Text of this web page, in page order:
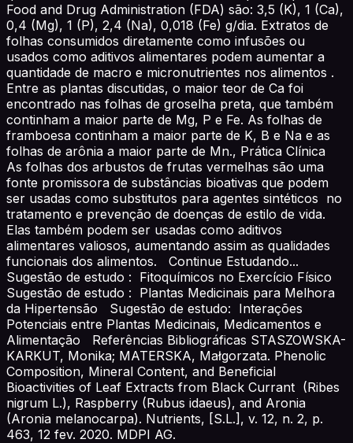
Food and Drug Administration (FDA) são: 3,5 (K), 1 (Ca),
0,4 (Mg), 1 (P), 2,4 (Na), 0,018 (Fe) g/dia. Extratos de
folhas consumidos diretamente como infusões ou
usados como aditivos alimentares podem aumentar a
quantidade de macro e micronutrientes nos alimentos .
Entre as plantas discutidas, o maior teor de Ca foi
encontrado nas folhas de groselha preta, que também
continham a maior parte de Mg, P e Fe. As folhas de
framboesa continham a maior parte de K, B e Na e as
folhas de arônia a maior parte de Mn., Prática Clínica
As folhas dos arbustos de frutas vermelhas são uma
fonte promissora de substâncias bioativas que podem
ser usadas como substitutos para agentes sintéticos no
tratamento e prevenção de doenças de estilo de vida.
Elas também podem ser usadas como aditivos
alimentares valiosos, aumentando assim as qualidades
funcionais dos alimentos. Continue Estudando...
Sugestão de estudo : Fitoquímicos no Exercício Físico
Sugestão de estudo : Plantas Medicinais para Melhora
da Hipertensão Sugestão de estudo: Interações
Potenciais entre Plantas Medicinais, Medicamentos e
Alimentação Referências Bibliográficas STASZOWSKA-
KARKUT, Monika; MATERSKA, Małgorzata. Phenolic
Composition, Mineral Content, and Beneficial
Bioactivities of Leaf Extracts from Black Currant (Ribes
nigrum L.), Raspberry (Rubus idaeus), and Aronia
(Aronia melanocarpa). Nutrients, [S.L.], v. 12, n. 2, p.
463, 12 fev. 2020. MDPI AG.